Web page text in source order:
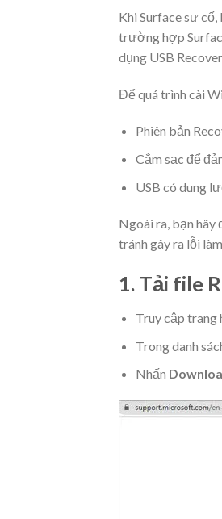
Khi Surface sự
trường hợp
dụng USB
Để quá trình cài
Phiên bản
Cắm sạc để
USB có dung
Ngoài ra, bạn hãy
tránh gây ra lỗi
1. Tải file
Truy cập trang
Trong danh
Nhấn